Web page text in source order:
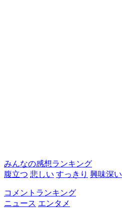
みんなの感想ランキング
腹立つ 悲しい すっきり 興味深い
コメントランキング
ニュース エンタメ